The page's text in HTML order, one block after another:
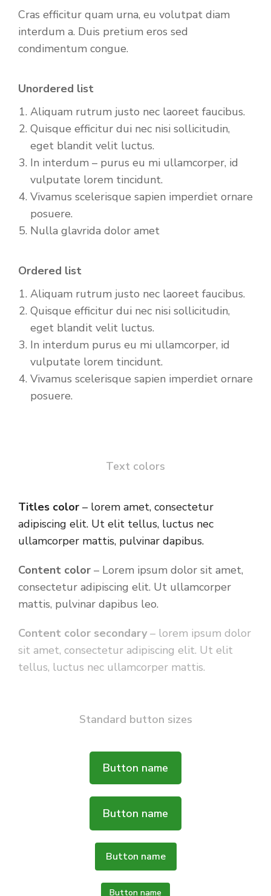
Cras efficitur quam urna, eu volutpat diam
interdum a. Duis pretium eros sed
condimentum congue.
Unordered list
Aliquam rutrum justo nec laoreet faucibus.
Quisque efficitur dui nec nisi sollicitudin,
eget blandit velit luctus.
In interdum – purus eu mi ullamcorper, id
vulputate lorem tincidunt.
Vivamus scelerisque sapien imperdiet ornare
posuere.
Nulla glavrida dolor amet
Ordered list
Aliquam rutrum justo nec laoreet faucibus.
Quisque efficitur dui nec nisi sollicitudin,
eget blandit velit luctus.
In interdum purus eu mi ullamcorper, id
vulputate lorem tincidunt.
Vivamus scelerisque sapien imperdiet ornare
posuere.
Text colors
Titles color – lorem amet, consectetur
adipiscing elit. Ut elit tellus, luctus nec
ullamcorper mattis, pulvinar dapibus.
Content color – Lorem ipsum dolor sit amet,
consectetur adipiscing elit. Ut ullamcorper
mattis, pulvinar dapibus leo.
Content color secondary– lorem ipsum dolor
sit amet, consectetur adipiscing elit. Ut elit
tellus, luctus nec ullamcorper mattis.
Standard button sizes
Button name
Button name
Button name
Button name